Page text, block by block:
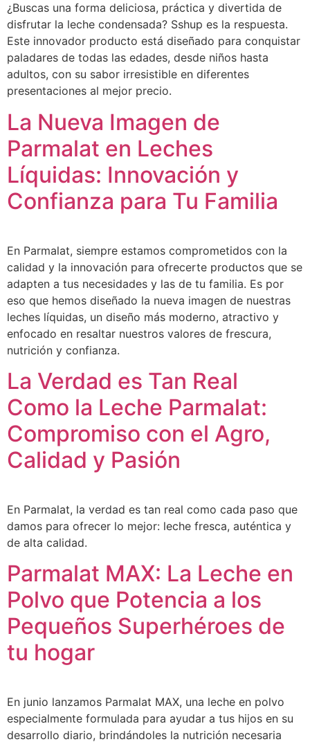
¿Buscas una forma deliciosa, práctica y divertida de
disfrutar la leche condensada? Sshup es la respuesta.
Este innovador producto está diseñado para conquistar
paladares de todas las edades, desde niños hasta
adultos, con su sabor irresistible en diferentes
presentaciones al mejor precio.
La Nueva Imagen de
Parmalat en Leches
Líquidas: Innovación y
Confianza para Tu Familia
En Parmalat, siempre estamos comprometidos con la
calidad y la innovación para ofrecerte productos que se
adapten a tus necesidades y las de tu familia. Es por
eso que hemos diseñado la nueva imagen de nuestras
leches líquidas, un diseño más moderno, atractivo y
enfocado en resaltar nuestros valores de frescura,
nutrición y confianza.
La Verdad es Tan Real
Como la Leche Parmalat:
Compromiso con el Agro,
Calidad y Pasión
En Parmalat, la verdad es tan real como cada paso que
damos para ofrecer lo mejor: leche fresca, auténtica y
de alta calidad.
Parmalat MAX: La Leche en
Polvo que Potencia a los
Pequeños Superhéroes de
tu hogar
En junio lanzamos Parmalat MAX, una leche en polvo
especialmente formulada para ayudar a tus hijos en su
desarrollo diario, brindándoles la nutrición necesaria